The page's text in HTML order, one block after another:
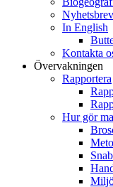
Nyhetsbrev
In English
Kontakta
Övervakningen
Rapportera
Hur gör